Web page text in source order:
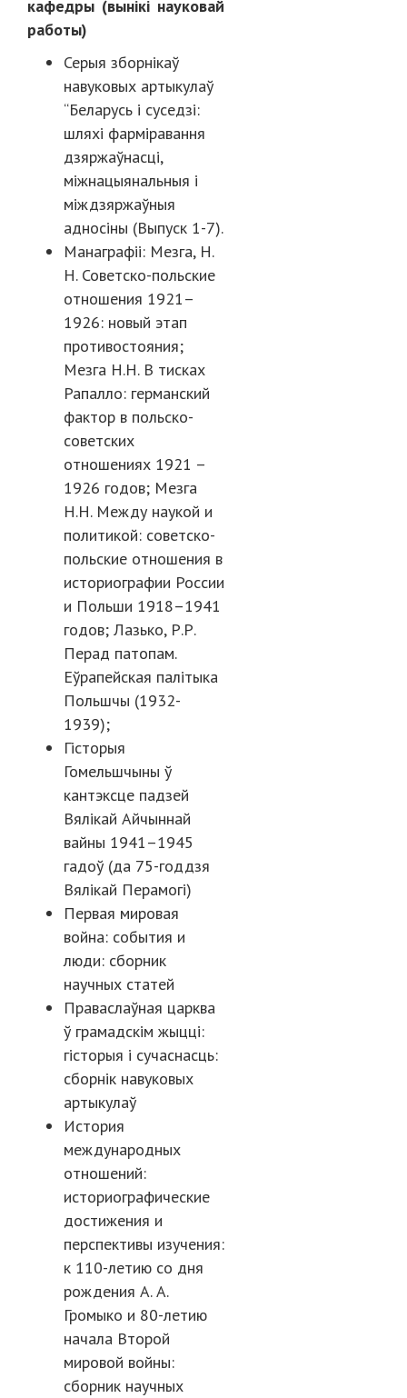
кафедры (вынікі науковай
работы)
Серыя зборнікаў
навуковых артыкулаў
“Беларусь і суседзі:
шляхі фарміравання
дзяржаўнасці,
міжнацыянальныя і
міждзяржаўныя
адносіны (Выпуск 1-7).
Манаграфіі: Мезга, Н.
Н. Советско-польские
отношения 1921–
1926: новый этап
противостояния;
Мезга Н.Н. В тисках
Рапалло: германский
фактор в польско-
советских
отношениях 1921 –
1926 годов; Мезга
Н.Н. Между наукой и
политикой: советско-
польские отношения в
историографии России
и Польши 1918–1941
годов; Лазько, Р.Р.
Перад патопам.
Еўрапейская палітыка
Польшчы (1932-
1939);
Гісторыя
Гомельшчыны ў
кантэксце падзей
Вялікай Айчыннай
вайны 1941–1945
гадоў (да 75-годдзя
Вялікай Перамогі)
Первая мировая
война: события и
люди: сборник
научных статей
Праваслаўная царква
ў грамадскім жыцці:
гісторыя і сучаснасць:
сборнік навуковых
артыкулаў
История
международных
отношений:
историографические
достижения и
перспективы изучения:
к 110-летию со дня
рождения А. А.
Громыко и 80-летию
начала Второй
мировой войны:
сборник научных